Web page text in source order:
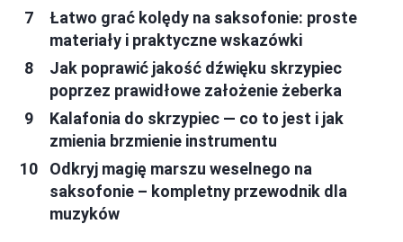
Łatwo grać kolędy na saksofonie: proste
materiały i praktyczne wskazówki
Jak poprawić jakość dźwięku skrzypiec
poprzez prawidłowe założenie żeberka
Kalafonia do skrzypiec — co to jest i jak
zmienia brzmienie instrumentu
Odkryj magię marszu weselnego na
saksofonie – kompletny przewodnik dla
muzyków